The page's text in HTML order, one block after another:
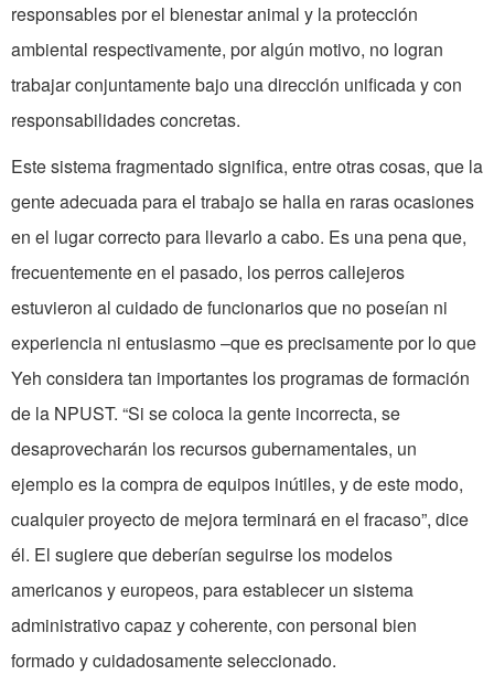
responsables por el bienestar animal y la protección
ambiental respectivamente, por algún motivo, no logran
trabajar conjuntamente bajo una dirección unificada y con
responsabilidades concretas.
Este sistema fragmentado significa, entre otras cosas, que la
gente adecuada para el trabajo se halla en raras ocasiones
en el lugar correcto para llevarlo a cabo. Es una pena que,
frecuentemente en el pasado, los perros callejeros
estuvieron al cuidado de funcionarios que no poseían ni
experiencia ni entusiasmo –que es precisamente por lo que
Yeh considera tan importantes los programas de formación
de la NPUST. “Si se coloca la gente incorrecta, se
desaprovecharán los recursos gubernamentales, un
ejemplo es la compra de equipos inútiles, y de este modo,
cualquier proyecto de mejora terminará en el fracaso”, dice
él. El sugiere que deberían seguirse los modelos
americanos y europeos, para establecer un sistema
administrativo capaz y coherente, con personal bien
formado y cuidadosamente seleccionado.